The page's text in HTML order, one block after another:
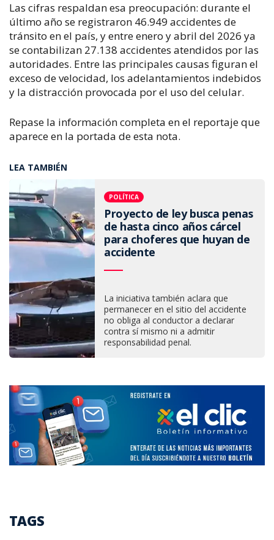
Las cifras respaldan esa preocupación: durante el
último año se registraron 46.949 accidentes de
tránsito en el país, y entre enero y abril del 2026 ya
se contabilizan 27.138 accidentes atendidos por las
autoridades. Entre las principales causas figuran el
exceso de velocidad, los adelantamientos indebidos
y la distracción provocada por el uso del celular.
Repase la información completa en el reportaje que
aparece en la portada de esta nota.
LEA TAMBIÉN
POLÍTICA
Proyecto de ley busca penas
de hasta cinco años cárcel
para choferes que huyan de
accidente
La iniciativa también aclara que
permanecer en el sitio del accidente
no obliga al conductor a declarar
contra sí mismo ni a admitir
responsabilidad penal.
TAGS